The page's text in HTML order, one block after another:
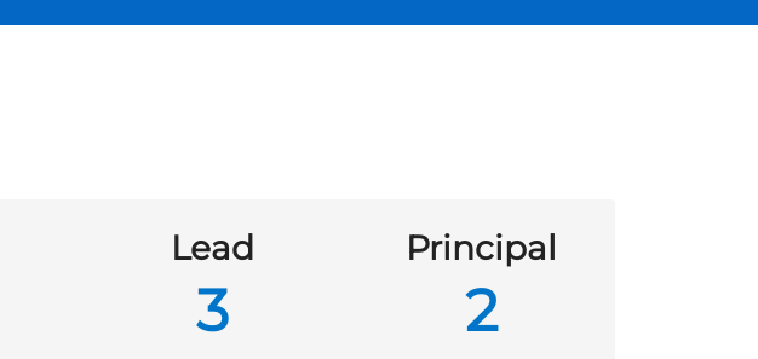
Lead
3
Principal
2